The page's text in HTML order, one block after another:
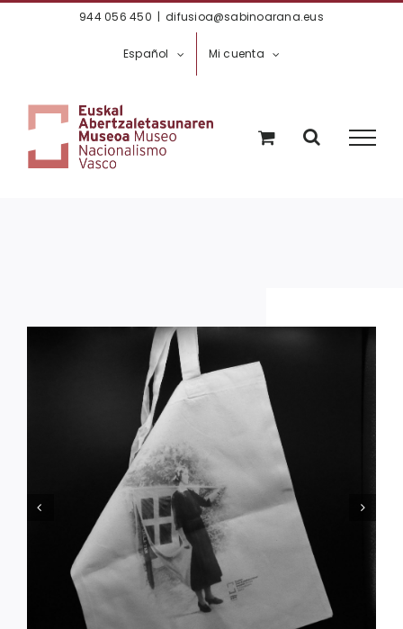
944 056 450 | difusioa@sabinoarana.eus
Español Mi cuenta
 